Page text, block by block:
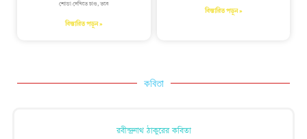
শোভা দেখিতে চাও, তবে
বিস্তারিত পড়ুন »
বিস্তারিত পড়ুন »
কবিতা
রবীন্দ্রনাথ ঠাকুরের কবিতা